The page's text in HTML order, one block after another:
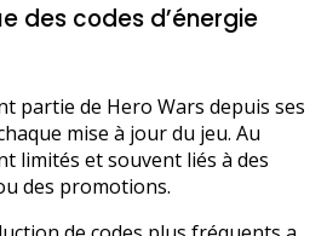
des codes d’énergie
partie de Hero Wars depuis ses
mise à jour du jeu. Au
limités et souvent liés à des
des promotions.